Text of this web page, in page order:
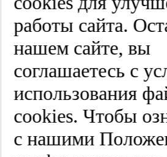
на.
и
работы сайта.
нашем сайте, вы
соглашаетесь с
использования
cооkies. Чтобы
с нашими